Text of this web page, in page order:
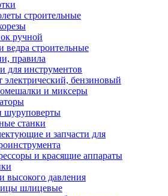
строительные
ручной
ведра строительные
правила
для инструментов
электрический, бензиновый
и миксеры
шуруповерты
станки
и запчасти для
и красящие аппараты
высокого давления
шлицевые